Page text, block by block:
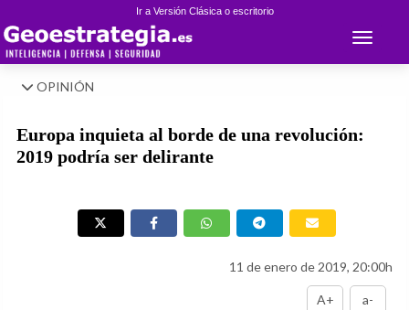
Ir a Versión Clásica o escritorio
Toggle
OPINIÓN
Europa inquieta al borde de una revolución:
2019 podría ser delirante
11 de enero de 2019, 20:00h
A+ a-